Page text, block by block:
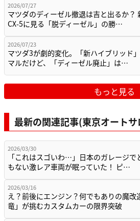
2026/07/27
マツダのディーゼル撤退は吉と出るか？
CX-5に見る「脱ディーゼル」の勝…
2026/07/23
マツダ3が劇的変化。「新ハイブリッド
マルだけど、「ディーゼル廃止」は…
もっと見る
最新の関連記事(東京オート
2026/03/30
「これはスゴいわ…」日本のガレージで
もない激レア車両が眠っていた！ ピ…
2026/03/16
え？前後にエンジン？何でもありの魔改
竜」が挑むカスタムカーの限界突破